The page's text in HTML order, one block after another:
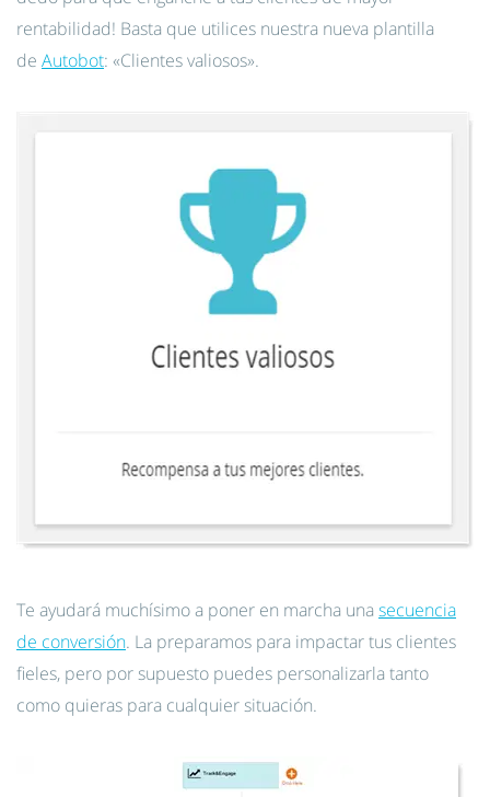
rentabilidad! Basta que utilices nuestra nueva plantilla
de Autobot: «Clientes valiosos».
Te ayudará muchísimo a poner en marcha una secuencia
de conversión. La preparamos para impactar tus clientes
fieles, pero por supuesto puedes personalizarla tanto
como quieras para cualquier situación.